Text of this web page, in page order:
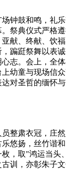
钟鼓和鸣，礼
祭典仪式严格
献、终献、饮
蹁跹祭舞以表
志。会上，全
幼童与现场信
对圣哲的缅怀
整肃衣冠，庄
悠扬，丝竹谐
，取"鸿运当头
训，亦彰朱子